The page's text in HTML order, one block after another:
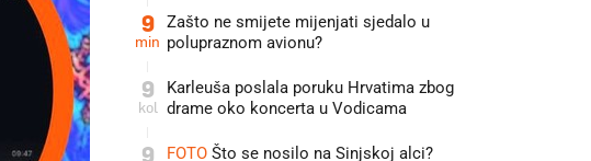
9
min
Zašto ne smijete mijenjati sjedalo u
polupraznom avionu?
9
kol
Karleuša poslala poruku Hrvatima zbog
drame oko koncerta u Vodicama
9 FOTO Što se nosilo na Sinjskoj alci?